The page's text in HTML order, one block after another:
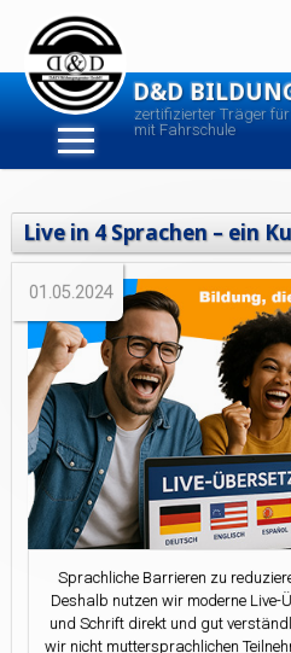
D&D
zertifizierter Träger
mit Fahrschule
Live in 4 Sprachen – ein
01.05.2024
Sprachliche Barrieren zu
Deshalb nutzen wir moderne Live-
und Schrift direkt und gut
wir nicht muttersprachlichen